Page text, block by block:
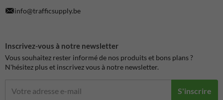
info@trafficsupply.be
Inscrivez-vous à notre newsletter
Vous souhaitez rester informé de nos produits et bons plans ?
N'hésitez plus et inscrivez vous à notre newsletter.
S'inscrire